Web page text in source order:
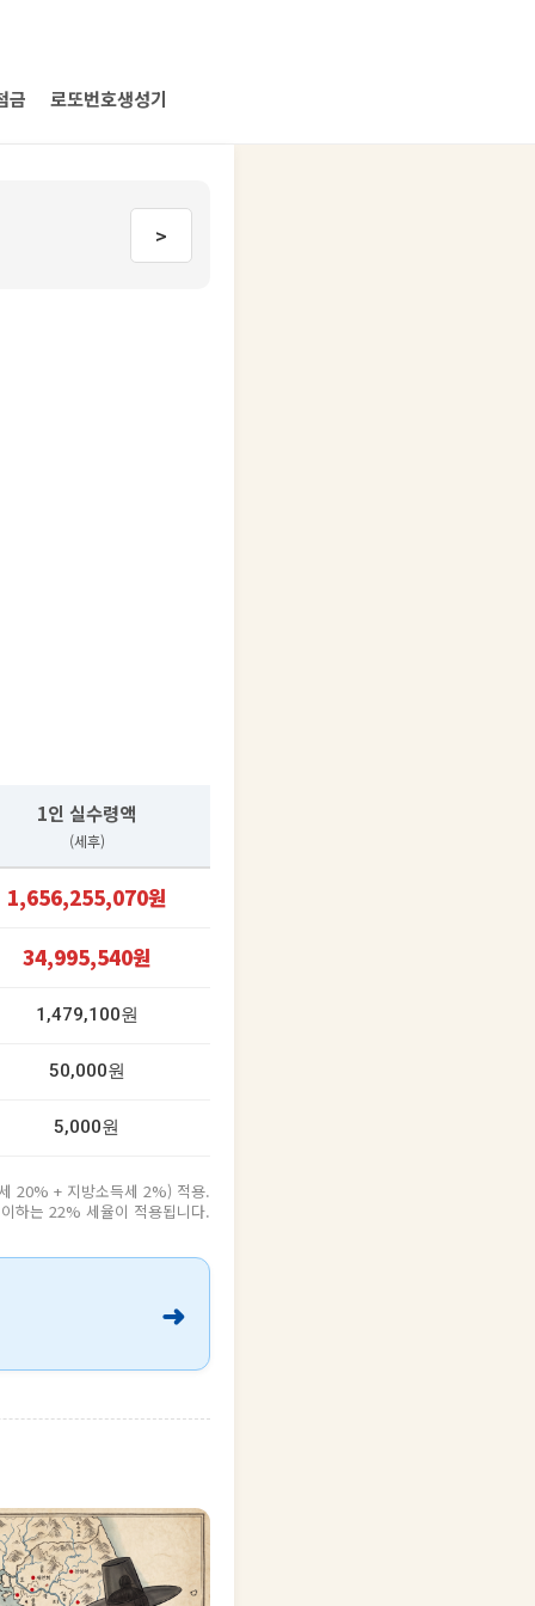
금 로또번호생성기
>
1인 실수령액
(세후)
1,656,255,070원
34,995,540원
1,479,100원
50,000원
5,000원
20% + 지방소득세 2%) 적용.
하는 22% 세율이 적용됩니다.
➜